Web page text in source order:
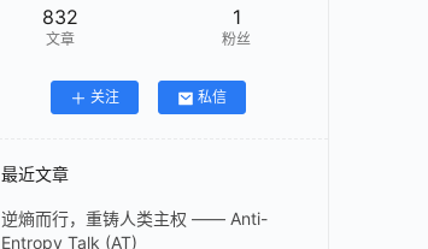
832
文章
1
粉丝
关注 私信
最近文章
逆熵而行，重铸人类主权 —— Anti-
Entropy Talk (AT)